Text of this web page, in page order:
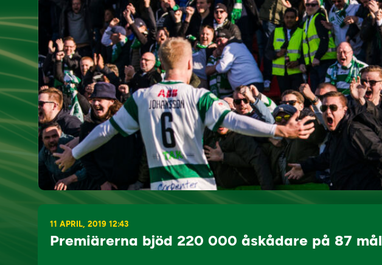
11 APRIL, 2019 12:43
Premiärerna bjöd 220 000 åskådare på 87 mål